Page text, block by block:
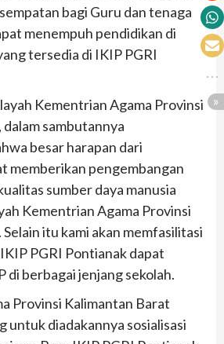
bagi Guru dan tenaga
menempuh pendidikan di
tersedia di IKIP PGRI
Kementrian Agama Provinsi
sambutannya
besar harapan dari
memberikan pengembangan
sumber daya manusia
Kementrian Agama Provinsi
itu kami akan memfasilitasi
PGRI Pontianak dapat
di berbagai jenjang sekolah.
Provinsi Kalimantan Barat
untuk diadakannya sosialisasi